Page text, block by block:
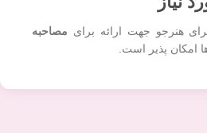
هنرجو جهت ارائه برای مصاحبه
امکان پذیر است.